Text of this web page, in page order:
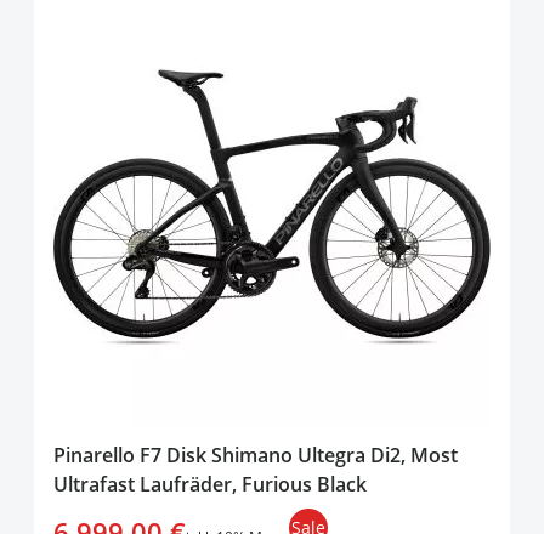
Pinarello F7 Disk Shimano Ultegra Di2, Most
Ultrafast Laufräder, Furious Black
Sale